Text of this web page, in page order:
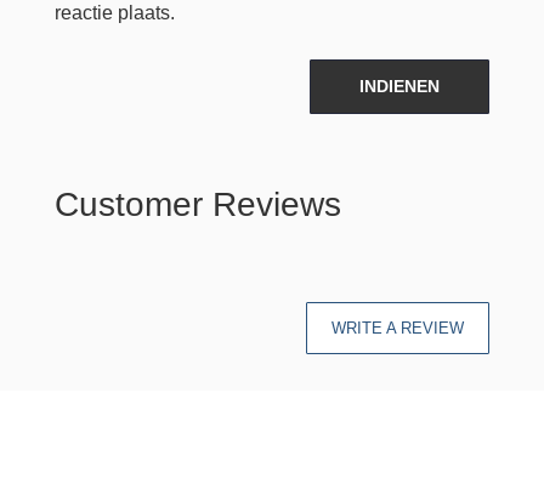
reactie plaats.
INDIENEN
Customer Reviews
WRITE A REVIEW